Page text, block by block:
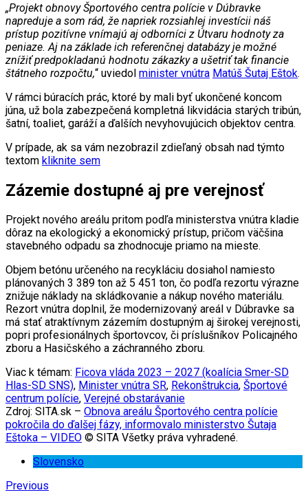
„Projekt obnovy Športového centra polície v Dúbravke
napreduje a som rád, že napriek rozsiahlej investícii náš
prístup pozitívne vnímajú aj odborníci z Útvaru hodnoty za
peniaze. Aj na základe ich referenčnej databázy je možné
znížiť predpokladanú hodnotu zákazky a ušetriť tak financie
štátneho rozpočtu,“ uviedol minister vnútra Matúš Šutaj Eštok.
V rámci búracích prác, ktoré by mali byť ukončené koncom
júna, už bola zabezpečená kompletná likvidácia starých tribún,
šatní, toaliet, garáží a ďalších nevyhovujúcich objektov centra.
V prípade, ak sa vám nezobrazil zdieľaný obsah nad týmto
textom kliknite sem
Zázemie dostupné aj pre verejnosť
Projekt nového areálu pritom podľa ministerstva vnútra kladie
dôraz na ekologický a ekonomický prístup, pričom väčšina
stavebného odpadu sa zhodnocuje priamo na mieste.
Objem betónu určeného na recykláciu dosiahol namiesto
plánovaných 3 389 ton až 5 451 ton, čo podľa rezortu výrazne
znižuje náklady na skládkovanie a nákup nového materiálu.
Rezort vnútra doplnil, že modernizovaný areál v Dúbravke sa
má stať atraktívnym zázemím dostupným aj širokej verejnosti,
popri profesionálnych športovcov, či príslušníkov Policajného
zboru a Hasičského a záchranného zboru.
Viac k témam: Ficova vláda 2023 – 2027 (koalícia Smer-SD
Hlas-SD SNS), Minister vnútra SR, Rekonštrukcia, Športové
centrum polície, Verejné obstarávanie
Zdroj: SITA.sk – Obnova areálu Športového centra polície
pokročila do ďalšej fázy, informovalo ministerstvo Šutaja
Eštoka – VIDEO © SITA Všetky práva vyhradené.
Slovensko
Previous